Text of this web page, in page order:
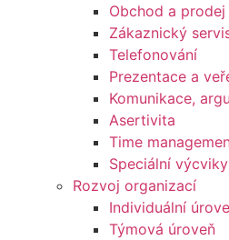
Obchod a prodej
Zákaznický
Telefonování
Prezentace a
Komunikace,
Asertivita
Time
Speciální výcviky
Rozvoj organizací
Individuální
Týmová úroveň